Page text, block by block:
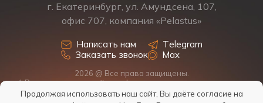
г. Екатеринбург, ул. Амундсена, 107,
офис 707, компания «Pelastus»
Написать нам
Заказать звонок
Telegram
Max
2026 @ Все права защищены.
* Размещенная на сайте информация о товарах и ценах не
является офертой, наличие, стоимость, условия поставки
Продолжая использовать наш сайт, Вы даёте согласие на